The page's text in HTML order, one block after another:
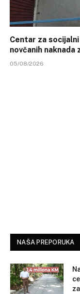
Centar za
novčanih naknada
05/08/2026
NAŠA PREPORUKA